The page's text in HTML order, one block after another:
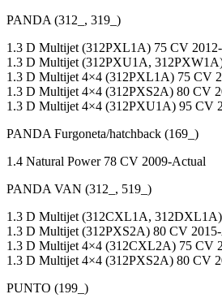
PANDA (312_, 319_)
1.3 D Multijet (312PXL1A) 75 CV
1.3 D Multijet (312PXU1A,
1.3 D Multijet 4×4 (312PXL1A) 75 CV
1.3 D Multijet 4×4 (312PXS2A) 80 CV
1.3 D Multijet 4×4 (312PXU1A) 95 CV
PANDA Furgoneta/hatchback (169_)
1.4 Natural Power 78 CV 2009-Actual
PANDA VAN (312_, 519_)
1.3 D Multijet (312CXL1A,
1.3 D Multijet (312PXS2A) 80 CV
1.3 D Multijet 4×4 (312CXL2A) 75 CV
1.3 D Multijet 4×4 (312PXS2A) 80 CV
PUNTO (199_)